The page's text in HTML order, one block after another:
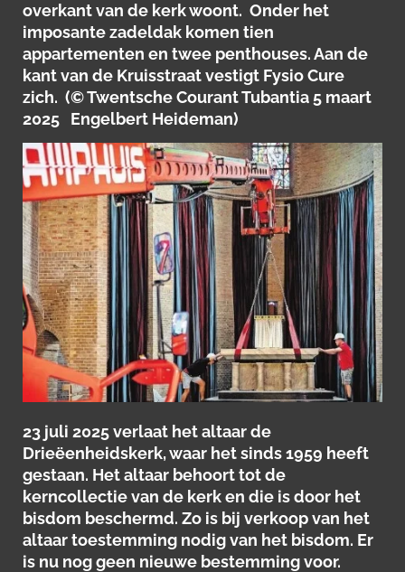
overkant van de kerk woont. Onder het
imposante zadeldak komen tien
appartementen en twee penthouses. Aan de
kant van de Kruisstraat vestigt Fysio Cure
zich. (© Twentsche Courant Tubantia 5 maart
2025 Engelbert Heideman)
23 juli 2025 verlaat het altaar de
Drieëenheidskerk, waar het sinds 1959 heeft
gestaan. Het altaar behoort tot de
kerncollectie van de kerk en die is door het
bisdom beschermd. Zo is bij verkoop van het
altaar toestemming nodig van het bisdom. Er
is nu nog geen nieuwe bestemming voor.